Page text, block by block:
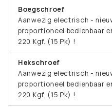
Boegschroef
Aanwezig electrisch -
proportioneel bedienbaar
220 Kgf. (15 Pk) !
Hekschroef
Aanwezig electrisch -
proportioneel bedienbaar
220 Kgf. (15 Pk) !